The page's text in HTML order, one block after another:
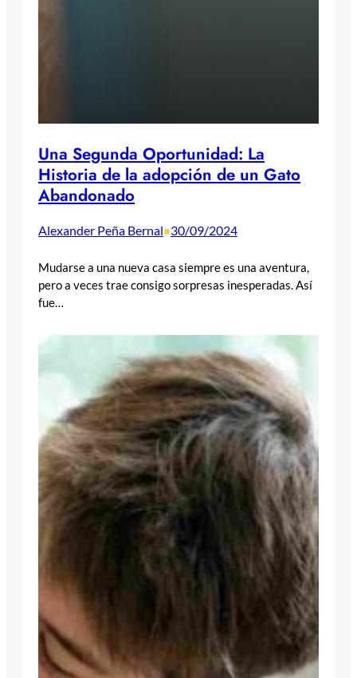
Una Segunda Oportunidad: La
Historia de la adopción de un Gato
Abandonado
Alexander Peña Bernal•30/09/2024
Mudarse a una nueva casa siempre es una aventura,
pero a veces trae consigo sorpresas inesperadas. Así
fue…